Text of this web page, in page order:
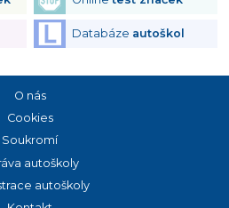
Databáze autoškol
O nás
Cookies
Soukromí
autoškoly
autoškoly